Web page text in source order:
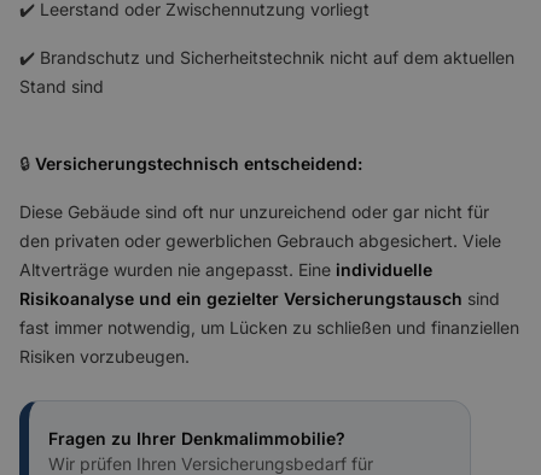
✔️ Leerstand oder Zwischennutzung vorliegt
✔️ Brandschutz und Sicherheitstechnik nicht auf dem aktuellen
Stand sind
🔒 Versicherungstechnisch entscheidend:
Diese Gebäude sind oft nur unzureichend oder gar nicht für
den privaten oder gewerblichen Gebrauch abgesichert. Viele
Altverträge wurden nie angepasst. Eine individuelle
Risikoanalyse und ein gezielter Versicherungstausch sind
fast immer notwendig, um Lücken zu schließen und finanziellen
Risiken vorzubeugen.
Fragen zu Ihrer Denkmalimmobilie?
Wir prüfen Ihren Versicherungsbedarf für